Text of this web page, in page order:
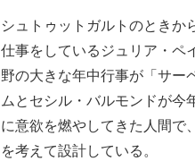
シュトゥットガルトのときか
仕事をしているジュリア・ペ
野の大きな年中行事が「サー
ムとセシル・バルモンドが今
に意欲を燃やしてきた人間で
を考えて設計している。